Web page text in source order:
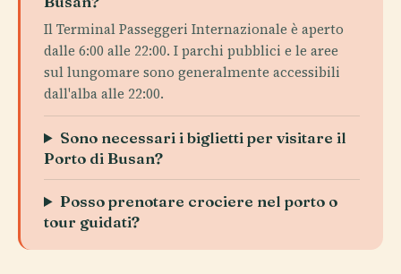
Il Terminal Passeggeri Internazionale è aperto
dalle 6:00 alle 22:00. I parchi pubblici e le aree
sul lungomare sono generalmente accessibili
dall'alba alle 22:00.
Sono necessari i biglietti per visitare il
Porto di Busan?
Posso prenotare crociere nel porto o
tour guidati?